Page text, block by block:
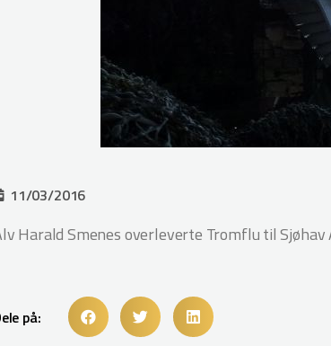
11/03/2016
Harald Smenes overleverte Tromflu til
på: